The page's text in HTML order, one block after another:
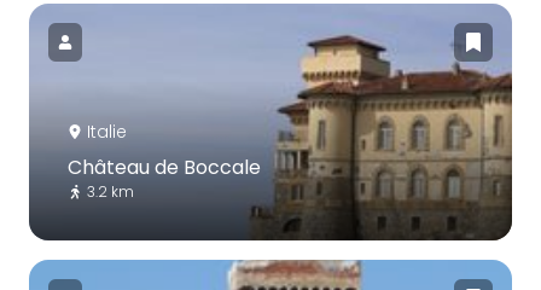
Italie
Château de Boccale
3.2 km